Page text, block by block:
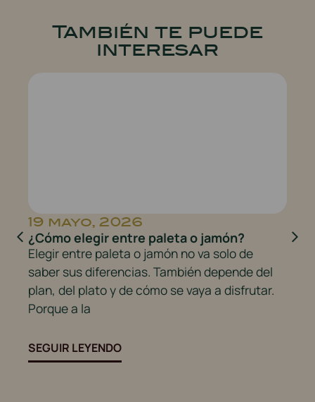
También te puede
interesar
19 mayo, 2026
¿Cómo elegir entre paleta o jamón?
Elegir entre paleta o jamón no va solo de
saber sus diferencias. También depende del
plan, del plato y de cómo se vaya a disfrutar.
Porque a la
SEGUIR LEYENDO